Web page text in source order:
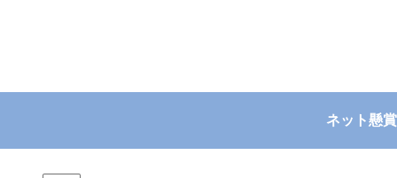
ネット懸賞